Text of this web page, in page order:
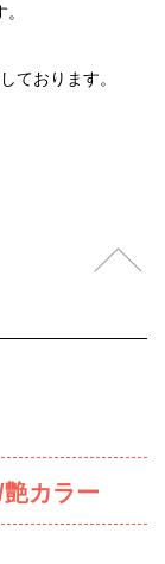
ております。
カラー